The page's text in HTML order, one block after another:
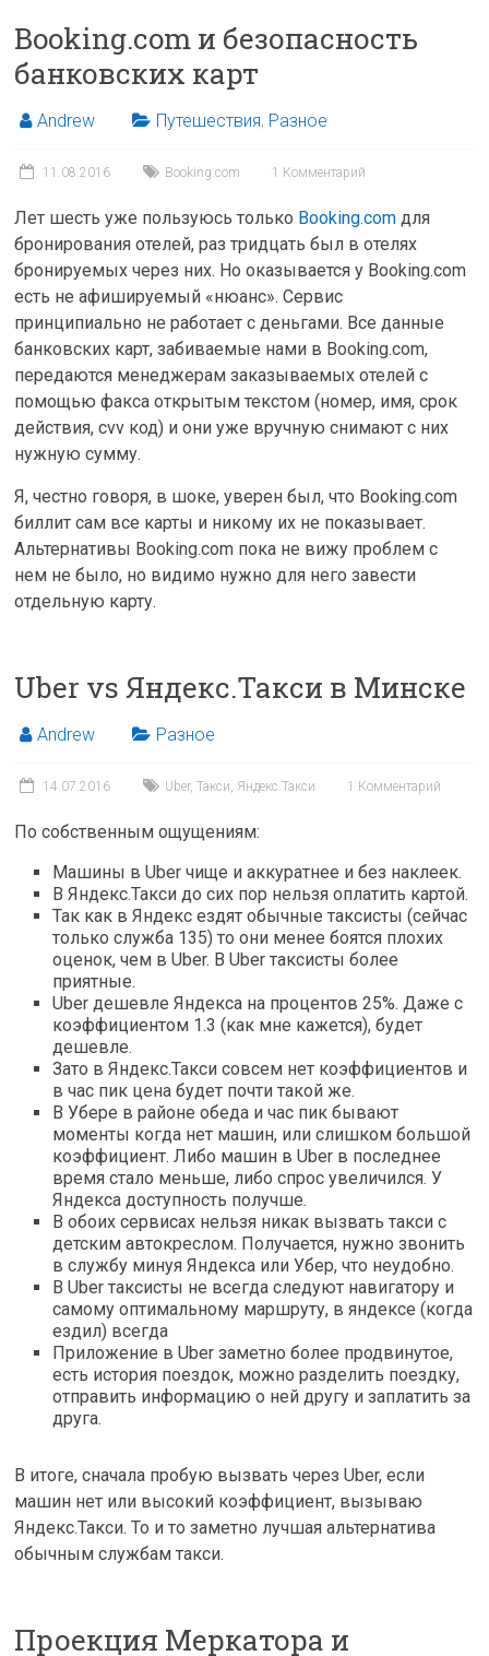
Booking.com и безопасность
банковских карт
Andrew Путешествия, Разное
11.08.2016 Booking.com 1 Комментарий
Лет шесть уже пользуюсь только Booking.com для
бронирования отелей, раз тридцать был в отелях
бронируемых через них. Но оказывается у Booking.com
есть не афишируемый «нюанс». Сервис
принципиально не работает с деньгами. Все данные
банковских карт, забиваемые нами в Booking.com,
передаются менеджерам заказываемых отелей с
помощью факса открытым текстом (номер, имя, срок
действия, cvv код) и они уже вручную снимают с них
нужную сумму.
Я, честно говоря, в шоке, уверен был, что Booking.com
биллит сам все карты и никому их не показывает.
Альтернативы Booking.com пока не вижу проблем с
нем не было, но видимо нужно для него завести
отдельную карту.
Uber vs Яндекс.Такси в Минске
Andrew Разное
14.07.2016 Uber,Такси, Яндекс.Такси 1 Комментарий
По собственным ощущениям:
Машины в Uber чище и аккуратнее и без наклеек.
В Яндекс.Такси до сих пор нельзя оплатить картой.
Так как в Яндекс ездят обычные таксисты (сейчас
только служба 135) то они менее боятся плохих
оценок, чем в Uber. В Uber таксисты более
приятные.
Uber дешевле Яндекса на процентов 25%. Даже с
коэффициентом 1.3 (как мне кажется), будет
дешевле.
Зато в Яндекс.Такси совсем нет коэффициентов и
в час пик цена будет почти такой же.
В Убере в районе обеда и час пик бывают
моменты когда нет машин, или слишком большой
коэффициент. Либо машин в Uber в последнее
время стало меньше, либо спрос увеличился. У
Яндекса доступность получше.
В обоих сервисах нельзя никак вызвать такси с
детским автокреслом. Получается, нужно звонить
в службу минуя Яндекса или Убер, что неудобно.
В Uber таксисты не всегда следуют навигатору и
самому оптимальному маршруту, в яндексе (когда
ездил) всегда
Приложение в Uber заметно более продвинутое,
есть история поездок, можно разделить поездку,
отправить информацию о ней другу и заплатить за
друга.
В итоге, сначала пробую вызвать через Uber, если
машин нет или высокий коэффициент, вызываю
Яндекс.Такси. То и то заметно лучшая альтернатива
обычным службам такси.
Проекция Меркатора и